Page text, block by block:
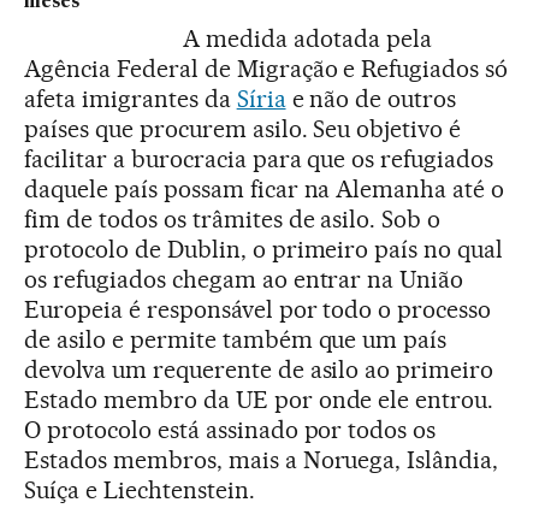
A medida adotada pela
Agência Federal de Migração e Refugiados só
afeta imigrantes da Síriae não de outros
países que procurem asilo. Seu objetivo é
facilitar a burocracia para que os refugiados
daquele país possam ficar na Alemanha até o
fim de todos os trâmites de asilo. Sob o
protocolo de Dublin, o primeiro país no qual
os refugiados chegam ao entrar na União
Europeia é responsável por todo o processo
de asilo e permite também que um país
devolva um requerente de asilo ao primeiro
Estado membro da UE por onde ele entrou.
O protocolo está assinado por todos os
Estados membros, mais a Noruega, Islândia,
Suíça e Liechtenstein.